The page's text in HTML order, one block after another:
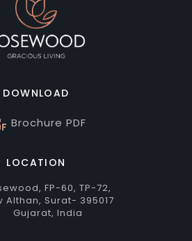
DOWNLOAD
Brochure PDF
LOCATION
FP-60, TP-72,
Althan, Surat- 395017
Gujarat, India